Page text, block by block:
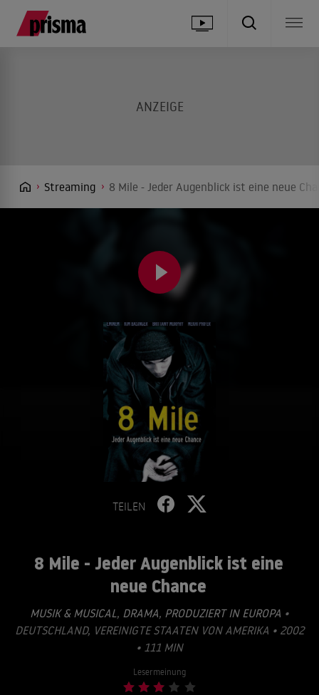
Streaming 8 Mile - Jeder Augenblick ist eine neue
TEILEN
8 Mile - Jeder Augenblick ist eine
neue Chance
MUSIK & MUSICAL, DRAMA, PRODUZIERT IN EUROPA •
DEUTSCHLAND, VEREINIGTE STAATEN VON AMERIKA • 2002
• 111 MIN
Lesermeinung